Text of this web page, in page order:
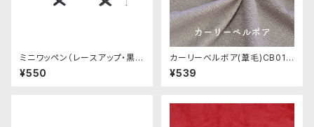
ミニワッペン（レースアップ・黒・
２個セット）
¥550
カーリーベルボア(葦毛)CB016
ぬいぐるみ用短毛カールボア生
地 20cm
¥539